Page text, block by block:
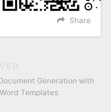
Share
Generation with
Templates